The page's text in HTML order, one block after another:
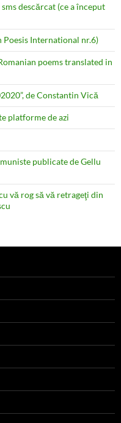
sms descărcat (ce a început
International nr.6)
poems translated in
de Constantin Vică
platforme de azi
publicate de Gellu
vă rog să vă retrageţi din